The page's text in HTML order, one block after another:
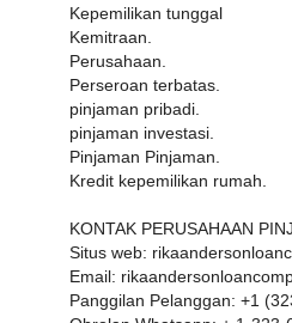
Kepemilikan tunggal
Kemitraan.
Perusahaan.
Perseroan terbatas.
pinjaman pribadi.
pinjaman investasi.
Pinjaman Pinjaman.
Kredit kepemilikan rumah.
KONTAK PERUSAHAAN
Situs web:
Email:
Panggilan Pelanggan: +1